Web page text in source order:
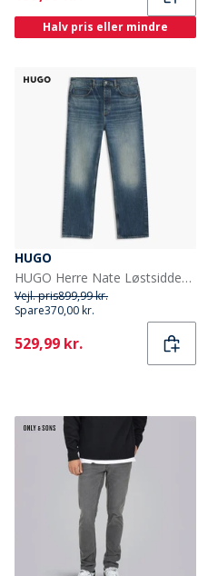
Halv pris eller mindre
HUGO
HUGO Herre Nate Løstsiddende Jeans Bright Blue
Vejl. pris899,99 kr.
Spare370,00 kr.
Current
529,99 kr.